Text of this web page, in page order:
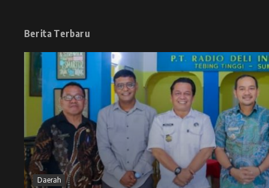
Berita Terbaru
Daerah